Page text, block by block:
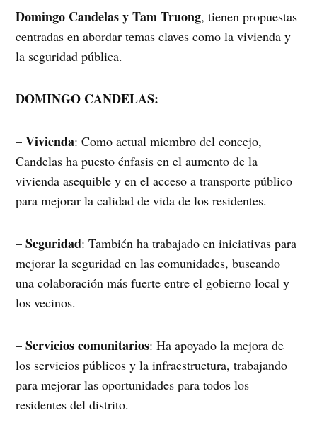
Domingo Candelas y Tam Truong, tienen propuestas
centradas en abordar temas claves como la vivienda y
la seguridad pública.
DOMINGO CANDELAS:
–Vivienda: Como actual miembro del concejo,
Candelas ha puesto énfasis en el aumento de la
vivienda asequible y en el acceso a transporte público
para mejorar la calidad de vida de los residentes.
–Seguridad: También ha trabajado en iniciativas para
mejorar la seguridad en las comunidades, buscando
una colaboración más fuerte entre el gobierno local y
los vecinos.
–Servicios comunitarios: Ha apoyado la mejora de
los servicios públicos y la infraestructura, trabajando
para mejorar las oportunidades para todos los
residentes del distrito.